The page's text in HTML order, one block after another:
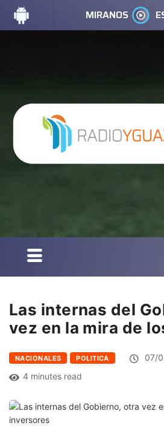
MIRANOS
Las internas del
vez en la mira de
NACIONALES POLITICA 07/
4 minutes read